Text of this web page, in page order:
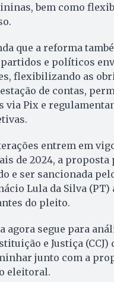
bem como
que a reforma
e políticos
flexibilizando as
de contas,
via Pix e
entrem em
de 2024, a proposta
e ser sancionada
Lula da Silva (PT)
do pleito.
agora segue para
e Justiça (CCJ)
junto com a
eleitoral.